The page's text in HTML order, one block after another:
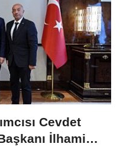
Cevdet
İlhami